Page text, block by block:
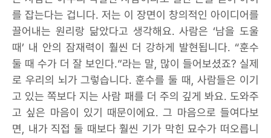
를 잡는다는 겁니다. 저는 이 장면이 창의적인 아이디어를
끌어내는 원리랑 닮았다고 생각해요. 사람은 ‘남을 도울
때’ 내 안의 잠재력이 훨씬 더 강하게 발현됩니다. “훈수
둘 때 수가 더 잘 보인다.”라는 말, 많이 들어보셨죠? 실제
로 우리의 뇌가 그렇습니다. 훈수를 둘 때, 사람들은 이기
고 있는 쪽보다 지는 사람 패를 더 주의 깊게 봐요. 도와주
고 싶은 마음이 있기 때문이에요. 그 마음으로 들여다보
면, 내가 직접 둘 때보다 훨씬 기가 막힌 묘수가 떠오릅니